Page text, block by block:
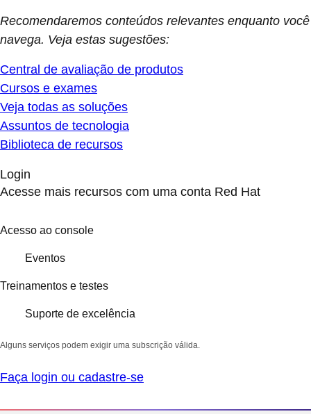
Recomendaremos conteúdos relevantes enquanto você
navega. Veja estas sugestões:
Central de avaliação de produtos
Cursos e exames
Veja todas as soluções
Assuntos de tecnologia
Biblioteca de recursos
Login
Acesse mais recursos com uma conta Red Hat
Acesso ao console
Eventos
Treinamentos e testes
Suporte de excelência
Alguns serviços podem exigir uma subscrição válida.
Faça login ou cadastre-se